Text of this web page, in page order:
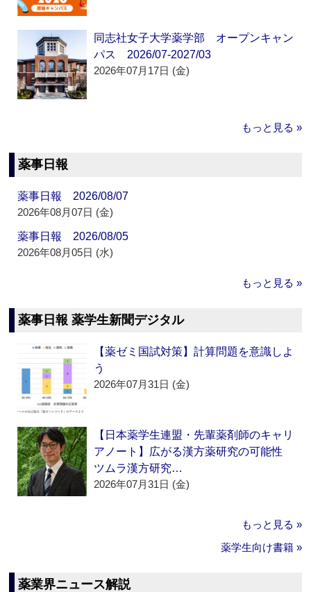
同志社女子大学薬学部 オープンキャン
パス 2026/07-2027/03
2026年07月17日 (金)
もっと見る »
薬事日報
薬事日報 2026/08/07
2026年08月07日 (金)
薬事日報 2026/08/05
2026年08月05日 (水)
もっと見る »
薬事日報 薬学生新聞デジタル
【薬ゼミ国試対策】計算問題を意識しよ
う
2026年07月31日 (金)
【日本薬学生連盟・先輩薬剤師のキャリ
アノート】広がる漢方薬研究の可能性
ツムラ漢方研究…
2026年07月31日 (金)
もっと見る »
薬学生向け書籍 »
薬業界ニュース解説